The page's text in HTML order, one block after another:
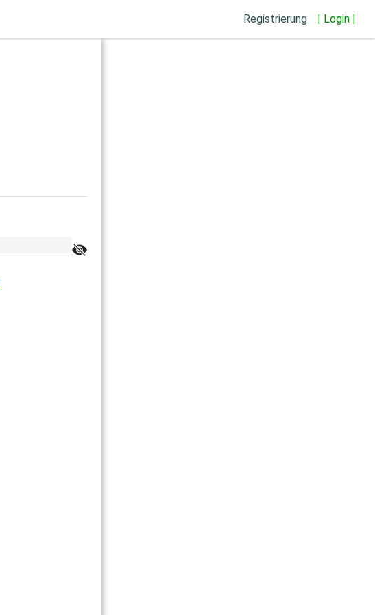
Registrierung | Login |